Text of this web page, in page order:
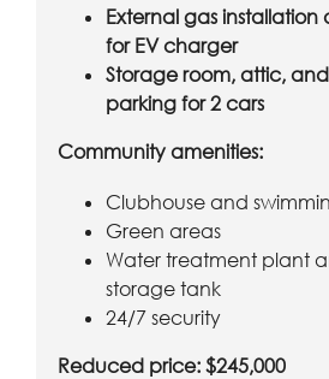
External gas installation
for EV charger
Storage room, attic,
parking for 2 cars
Community amenities:
Clubhouse and
Green areas
Water treatment plant
storage tank
24/7 security
Reduced price: $245,000